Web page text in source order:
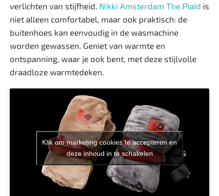
verlichten van stijfheid. Nikki Amsterdam The.Plaid is
niet alleen comfortabel, maar ook praktisch: de
buitenhoes kan eenvoudig in de wasmachine
worden gewassen. Geniet van warmte en
ontspanning, waar je ook bent, met deze stijlvolle
draadloze warmtedeken.
Klik om marketing cookies te accepteren en
deze inhoud in te schakelen